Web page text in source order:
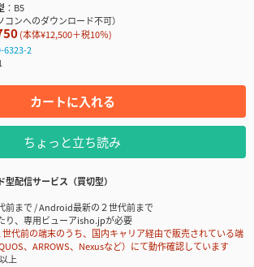
B5
コンへのダウンロード不可）
(本体¥12,500＋税10％)
6323-2
カートに入れる
ちょっと立ち読み
型配信サービス（買切型）
前まで / Android最新の２世代前まで
り、専用ビューアisho.jpが必要
代前の端末のうち、国内キャリア経由で販売されている端
、ARROWS、Nexusなど）にて動作確認しています
上